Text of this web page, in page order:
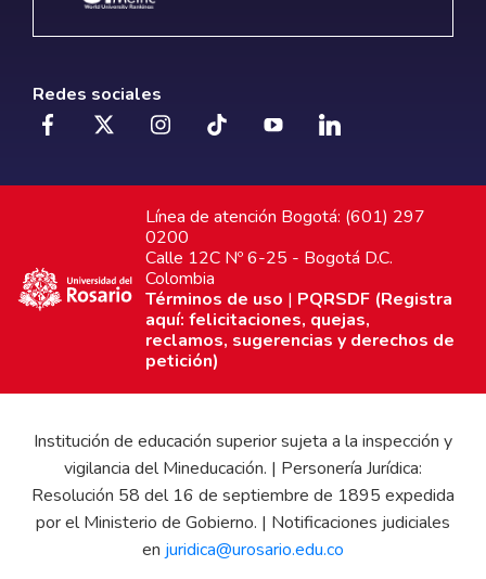
Redes sociales
Línea de atención Bogotá: (601) 297
0200
Calle 12C Nº 6-25 - Bogotá D.C.
Colombia
Términos de uso | PQRSDF (Registra
aquí: felicitaciones, quejas,
reclamos, sugerencias y derechos de
petición)
Institución de educación superior sujeta a la inspección y
vigilancia del Mineducación. | Personería Jurídica:
Resolución 58 del 16 de septiembre de 1895 expedida
por el Ministerio de Gobierno. | Notificaciones judiciales
en juridica@urosario.edu.co